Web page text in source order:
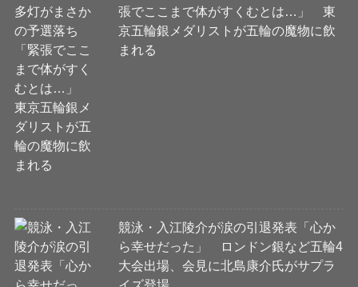
張でここまで体がすくむとは…」 東
京五輪銀メダリストが五輪の魔物に飲
まれる
競泳・入江陵介が涙の引退発表「心か
ら幸せだった」 ロンドン銀など五輪4
大会出場、会見に北島康介氏がサプラ